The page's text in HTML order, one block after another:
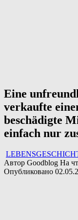
Eine
verkaufte
beschädigte
einfach nur
Автор Goodblog На
Опубликовано